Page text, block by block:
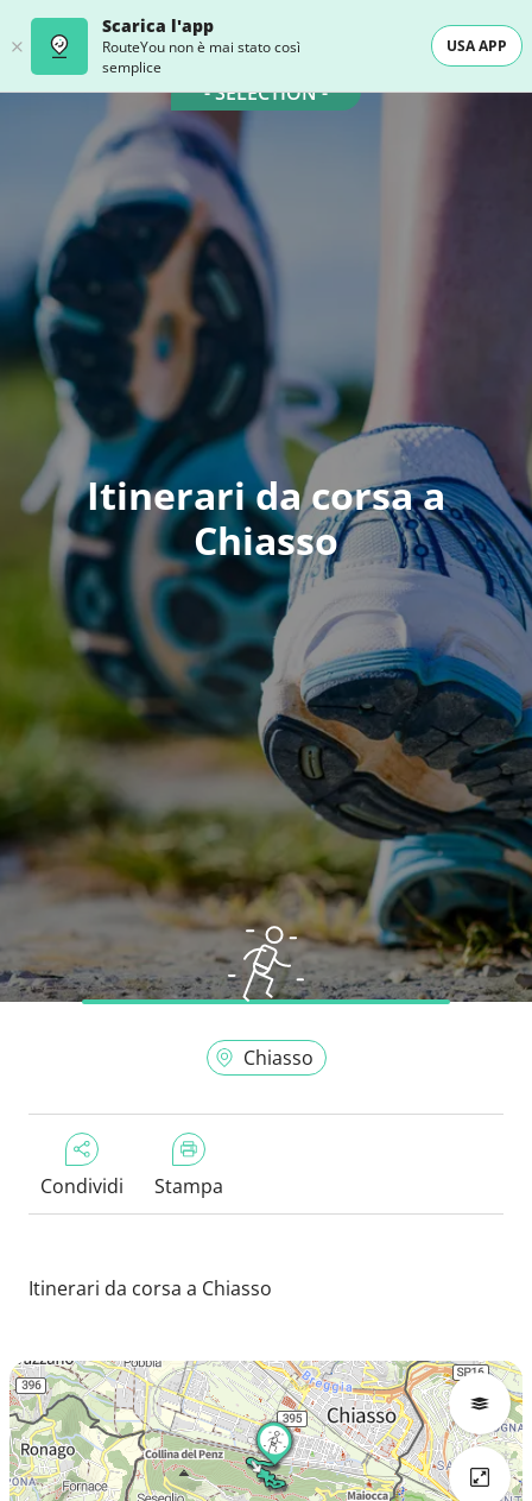
Scarica l'app
RouteYou non è mai stato così
semplice
USA APP
- SELECTION -
Itinerari da corsa a
Chiasso
Chiasso
Condividi Stampa
Itinerari da corsa a Chiasso